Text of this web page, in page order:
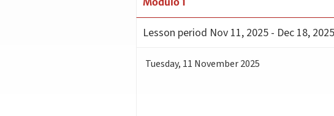
Lesson period Nov 11, 2025 - Dec 18, 2025
Tuesday, 11 November 2025